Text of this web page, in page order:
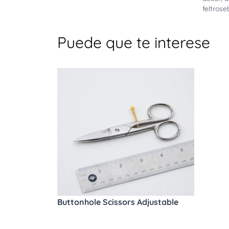
Puede que te interese
Buttonhole Scissors Adjustable